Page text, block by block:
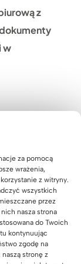
za pomocą
wrażenia,
z witryny.
wszystkich
przez
nasza strona
do Twoich
kontynuując
zgodę na
stronę z
z
w
w